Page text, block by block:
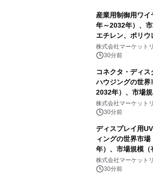
産業用制御用ワ
年～2032年）、
エチレン、ポリ
分析レポートを発
株式会社マーケット
30分前
コネクタ・ディス
ハウジングの世界
2032年）、市場
型、Y型）・分析
株式会社マーケット
30分前
ディスプレイ用
ィングの世界市
年）、市場規模（
機溶剤タイプ、そ
トを発表
株式会社マーケット
30分前